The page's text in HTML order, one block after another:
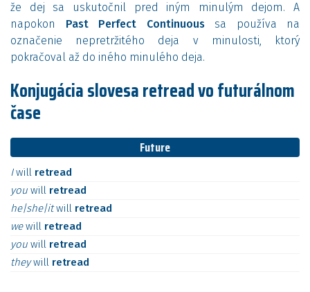
že dej sa uskutočnil pred iným minulým dejom. A
napokon Past Perfect Continuoussa používa na
označenie nepretržitého deja v minulosti, ktorý
pokračoval až do iného minulého deja.
Konjugácia slovesa retread vo futurálnom
čase
Future
Iwill retread
you will retread
he|she|itwill retread
wewill retread
you will retread
theywill retread